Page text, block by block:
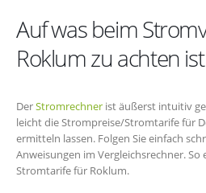
Auf was beim
Roklum zu achten ist
DerStromrechner ist äußerst intuitiv
leicht die Strompreise/Stromtarife für
ermitteln lassen. Folgen Sie einfach
Anweisungen im Vergleichsrechner. So
Stromtarife für Roklum.